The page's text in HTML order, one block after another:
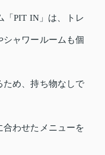
「PIT IN」は、トレ
ャワールームも個
ため、持ち物なしで
わせたメニューを